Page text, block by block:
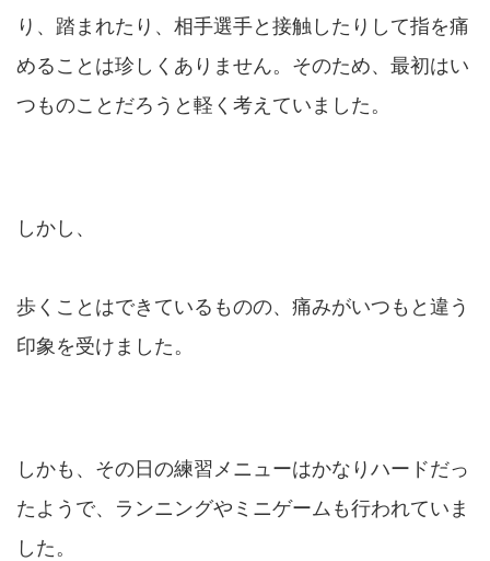
り、踏まれたり、相手選手と接触したりして指を痛
めることは珍しくありません。そのため、最初はい
つものことだろうと軽く考えていました。
しかし、
歩くことはできているものの、痛みがいつもと違う
印象を受けました。
しかも、その日の練習メニューはかなりハードだっ
たようで、ランニングやミニゲームも行われていま
した。